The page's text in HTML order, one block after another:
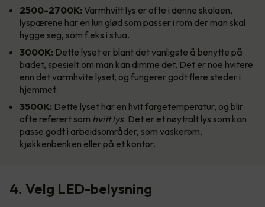
2500-2700K: Varmhvitt lys er ofte i denne skalaen,
lyspærene har en lun glød som passer i rom der man skal
hygge seg, som f.eks i stua.
3000K: Dette lyset er blant det vanligste å benytte på
badet, spesielt om man kan dimme det. Det er noe hvitere
enn det varmhvite lyset, og fungerer godt flere steder i
hjemmet.
3500K: Dette lyset har en hvit fargetemperatur, og blir
ofte referert som hvitt lys. Det er et nøytralt lys som kan
passe godt i arbeidsområder, som vaskerom,
kjøkkenbenken eller på et kontor.
4. Velg LED-belysning